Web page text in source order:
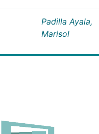
Padilla Ayala,
Marisol